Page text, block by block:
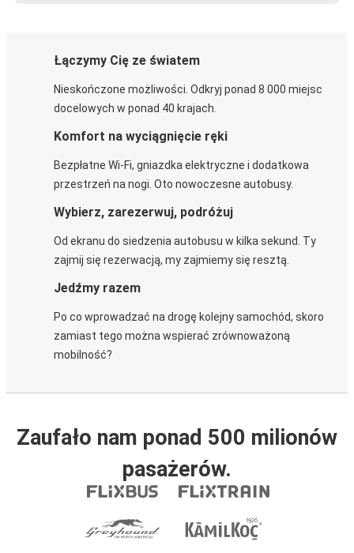
Łączymy Cię ze światem
Nieskończone możliwości. Odkryj ponad 8 000 miejsc
docelowych w ponad 40 krajach.
Komfort na wyciągnięcie ręki
Bezpłatne Wi-Fi, gniazdka elektryczne i dodatkowa
przestrzeń na nogi. Oto nowoczesne autobusy.
Wybierz, zarezerwuj, podróżuj
Od ekranu do siedzenia autobusu w kilka sekund. Ty
zajmij się rezerwacją, my zajmiemy się resztą.
Jedźmy razem
Po co wprowadzać na drogę kolejny samochód, skoro
zamiast tego można wspierać zrównoważoną
mobilność?
Zaufało nam ponad 500 milionów
pasażerów.